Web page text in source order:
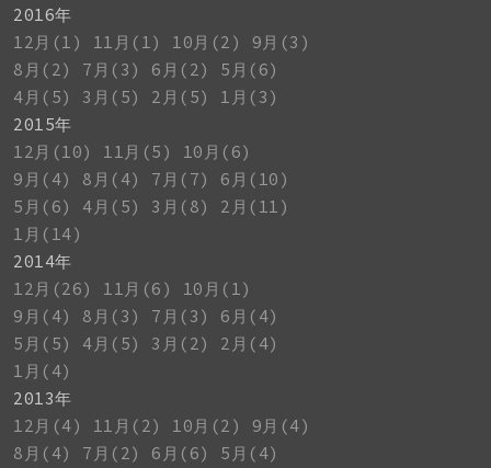
2016年
12月(1)
11月(1) 10月(2)
9月(3)
8月(2)
7月(3) 6月(2)
5月(6)
4月(5)
3月(5) 2月(5)
1月(3)
2015年
12月(10)
11月(5)
10月(6)
9月(4)
8月(4) 7月(7)
6月(10)
5月(6)
4月(5) 3月(8)
2月(11)
1月(14)
2014年
12月(26)
11月(6)
10月(1)
9月(4)
8月(3) 7月(3)
6月(4)
5月(5)
4月(5) 3月(2)
2月(4)
1月(4)
2013年
12月(4)
11月(2) 10月(2)
9月(4)
8月(4)
7月(2) 6月(6)
5月(4)